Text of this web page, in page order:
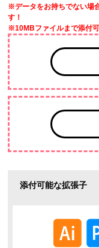
※データをお持ちでない場
す！
※10MBファイルまで添付
添付可能な拡張子